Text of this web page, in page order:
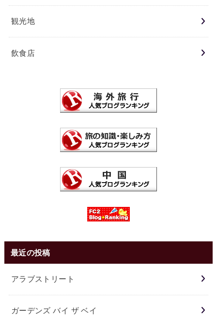
観光地
飲食店
最近の投稿
アラブストリート
ガーデンズ バイ ザ ベイ